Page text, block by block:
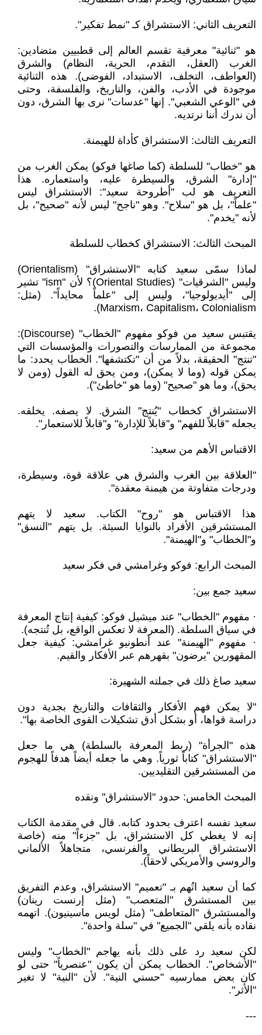
التعريف الثاني: الاستشراق كـ "نمط تفكير".
هو "ثنائية" معرفية تقسم العالم إلى قطبيين متضادين:
الغرب (العقل، التقدم، الحرية، النظام) والشرق
(العواطف، التخلف، الاستبداد، الفوضى). هذه الثنائية
موجودة في الأدب، والفن، والتاريخ، والفلسفة، وحتى
في "الوعي الشعبي". إنها "عدسات" نرى بها الشرق، دون
أن ندرك أننا نرتديه.
التعريف الثالث: الاستشراق كأداة للهيمنة.
هو "خطاب" للسلطة (كما صاغها فوكو) يمكن الغرب من
"إدارة" الشرق، والسيطرة عليه، واستعماره. هذا
التعريف هو لب "أطروحة سعيد": الاستشراق ليس
"علماً"، بل هو "سلاح". وهو "ناجح" ليس لأنه "صحيح"، بل
لأنه "يخدم".
المبحث الثالث: الاستشراق كخطاب للسلطة
لماذا سمّى سعيد كتابه "الاستشراق" (Orientalism)
وليس "الشرقيات" (Oriental Studies)؟ لأن "ism" تشير
إلى "أيديولوجيا"، وليس إلى "علماً محايداً". (مثل:
Marxism، Capitalism، Colonialism).
يقتبس سعيد من فوكو مفهوم "الخطاب" (Discourse):
مجموعة من الممارسات والتصورات والمؤسسات التي
"تنتج" الحقيقة، بدلاً من أن "تكتشفها". الخطاب يحدد: ما
يمكن قوله (وما لا يمكن)، ومن يحق له القول (ومن لا
يحق)، وما هو "صحيح" (وما هو "خاطئ").
الاستشراق كخطاب "يُنتج" الشرق. لا يصفه. يخلقه.
يجعله "قابلاً للفهم" و"قابلاً للإدارة" و"قابلاً للاستعمار".
الاقتباس الأهم من سعيد:
"العلاقة بين الغرب والشرق هي علاقة قوة، وسيطرة،
ودرجات متفاوتة من هيمنة معقدة".
هذا الاقتباس هو "روح" الكتاب. سعيد لا يتهم
المستشرقين الأفراد بالنوايا السيئة. بل يتهم "النسق"
و"الخطاب" و"الهيمنة".
المبحث الرابع: فوكو وغرامشي في فكر سعيد
سعيد جمع بين:
· مفهوم "الخطاب" عند ميشيل فوكو: كيفية إنتاج المعرفة
في سياق السلطة. (المعرفة لا تعكس الواقع، بل تُنتجه).
· مفهوم "الهيمنة" عند أنطونيو غرامشي: كيفية جعل
المقهورين "يرضون" بقهرهم عبر الأفكار والقيم.
سعيد صاغ ذلك في جملته الشهيرة:
"لا يمكن فهم الأفكار والثقافات والتاريخ بجدية دون
دراسة قواها، أو بشكل أدق تشكيلات القوى الخاصة بها".
هذه "الجرأة" (ربط المعرفة بالسلطة) هي ما جعل
"الاستشراق" كتاباً ثورياً. وهي ما جعله أيضاً هدفاً للهجوم
من المستشرقين التقليديين.
المبحث الخامس: حدود "الاستشراق" ونقده
سعيد نفسه اعترف بحدود كتابه. قال في مقدمة الكتاب
إنه لا يغطي كل الاستشراق، بل "جزءاً" منه (خاصة
الاستشراق البريطاني والفرنسي، متجاهلاً الألماني
والروسي والأمريكي لاحقاً).
كما أن سعيد اتُهم بـ "تعميم" الاستشراق، وعدم التفريق
بين المستشرق "المتعصب" (مثل إرنست رينان)
والمستشرق "المتعاطف" (مثل لويس ماسينيون). اتهمه
نقاده بأنه يلقي "الجميع" في "سلة واحدة".
لكن سعيد رد على ذلك بأنه يهاجم "الخطاب" وليس
"الأشخاص". الخطاب يمكن أن يكون "عنصرياً" حتى لو
كان بعض ممارسيه "حسني النية". لأن "النية" لا تغير
"الأثر".
---